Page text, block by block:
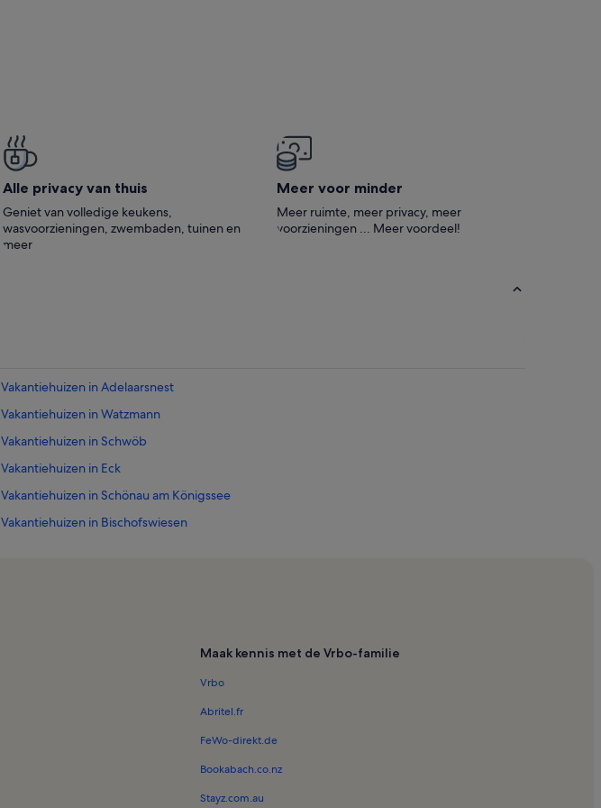
Alle privacy van thuis
Geniet van volledige keukens,
wasvoorzieningen, zwembaden, tuinen en
meer
Meer voor minder
Meer ruimte, meer privacy, meer
voorzieningen ... Meer voordeel!
Vakantiehuizen in Adelaarsnest
Vakantiehuizen in Watzmann
Vakantiehuizen in Schwöb
Vakantiehuizen in Eck
Vakantiehuizen in Schönau am Königssee
Vakantiehuizen in Bischofswiesen
Vakantiehuizen in Parochiekerk van Sint Sebastiaan
Maak kennis met de Vrbo-familie
Vrbo
Abritel.fr
FeWo-direkt.de
Bookabach.co.nz
Stayz.com.au